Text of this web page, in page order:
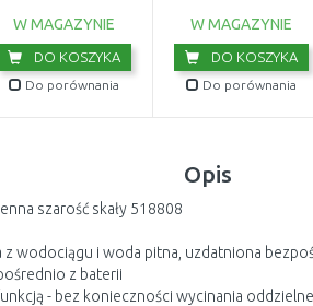
W MAGAZYNIE
DO KOSZYKA
Do porównania
W MAGAZYNIE
DO KOSZYKA
Do porównania
Opis
szarość skały 518808
z wodociągu i woda pitna, uzdatniona
z baterii
- bez konieczności wycinania